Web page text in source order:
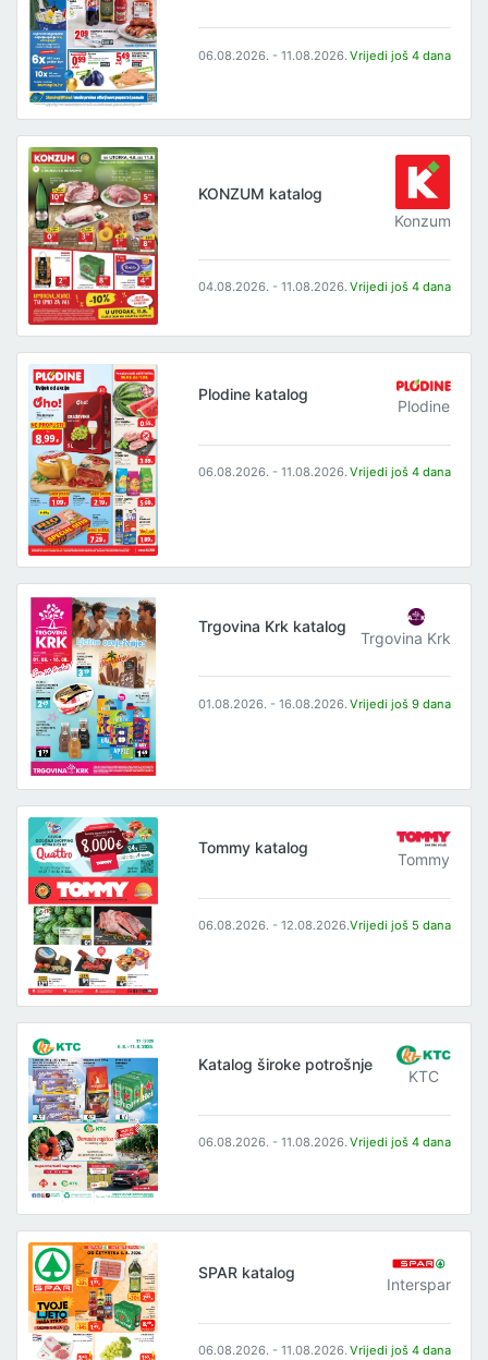
06.08.2026. - 11.08.2026. Vrijedi još 4 dana
KONZUM katalog
Konzum
04.08.2026. - 11.08.2026. Vrijedi još 4 dana
Plodine katalog
Plodine
06.08.2026. - 11.08.2026. Vrijedi još 4 dana
Trgovina Krk katalog
Trgovina Krk
01.08.2026. - 16.08.2026. Vrijedi još 9 dana
Tommy katalog
Tommy
06.08.2026. - 12.08.2026.Vrijedi još 5 dana
Katalog široke potrošnje
KTC
06.08.2026. - 11.08.2026. Vrijedi još 4 dana
SPAR katalog
Interspar
06.08.2026. - 11.08.2026. Vrijedi još 4 dana